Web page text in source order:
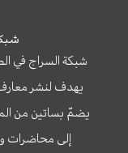
شبكة السراج في
يهدف لنشر معارف
يضمّ بساتين من
إلى محاضرات